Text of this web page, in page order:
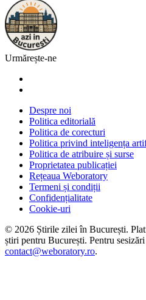
Urmărește-ne
Despre noi
Politica editorială
Politica de corecturi
Politica privind inteligența
Politica de atribuire și surse
Proprietatea publicației
Rețeaua Weboratory
Termeni și condiții
Confidențialitate
Cookie-uri
© 2026 Știrile zilei în București.
știri pentru București. Pentru
contact@weboratory.ro.